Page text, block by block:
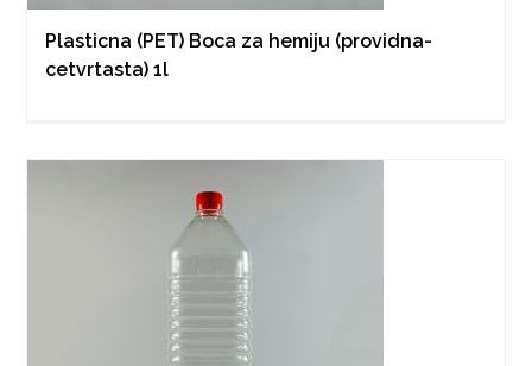
Plasticna (PET) Boca za hemiju (providna-
cetvrtasta) 1l